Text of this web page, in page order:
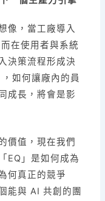
像，當工廠導入
在使用者與系統
決策流程形成決
如何讓廠內的員
成長，將會是影
價值，現在我們
EQ」是如何成為
何真正的競爭
能與 AI 共創的團